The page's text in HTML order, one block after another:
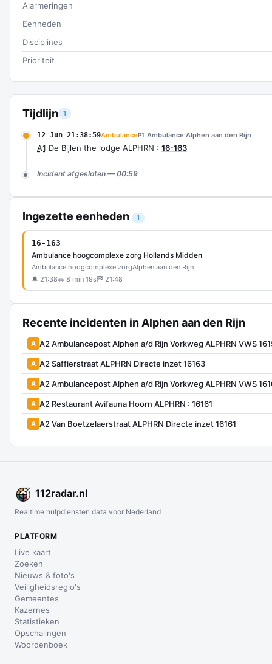
Tijdlijn 1
12 Jun 21:38:59AmbulanceP1 Ambulance Alphen aan den Rijn
A1 De Bijlen the lodge ALPHRN : 16-163
Incident afgesloten — 00:59
Ingezette eenheden 1
16-163
Ambulance hoogcomplexe zorg Hollands Midden
Ambulance hoogcomplexe zorgAlphen aan den Rijn
🔔 21:38🚗 8 min 19s 🏁 21:48
Recente incidenten in Alphen aan den Rijn
A A2 Ambulancepost Alphen a/d Rijn Vorkweg ALPHRN VWS
A A2 Saffierstraat ALPHRN Directe inzet 16163
A A2 Ambulancepost Alphen a/d Rijn Vorkweg ALPHRN VWS
A A2 Restaurant Avifauna Hoorn ALPHRN : 16161
A A2 Van Boetzelaerstraat ALPHRN Directe inzet 16161
Alarmeringen
Eenheden
Disciplines
Prioriteit
112radar.nl
Realtime hulpdiensten data voor Nederland
PLATFORM
Live kaart
Zoeken
Nieuws & foto's
Veiligheidsregio's
Gemeentes
Kazernes
Statistieken
Opschalingen
Woordenboek